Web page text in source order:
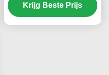
- het Brutolek van
4.5Mpa
Krijg Beste Prijs